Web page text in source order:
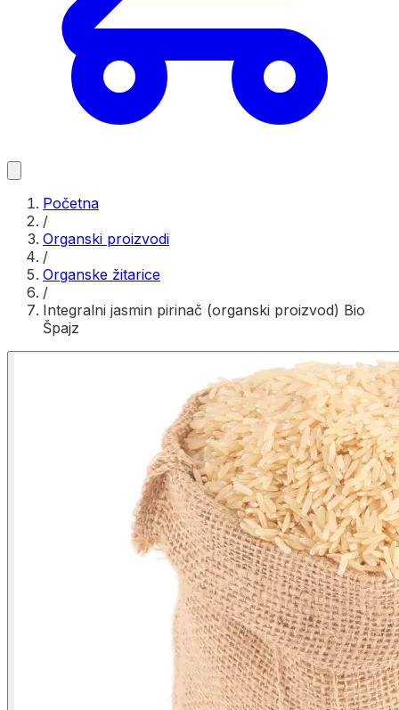
Početna
/
Organski proizvodi
/
Organske žitarice
/
Integralni jasmin pirinač (organski proizvod) Bio
Špajz